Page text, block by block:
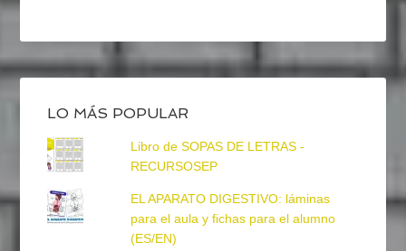
LO MÁS POPULAR
Libro de SOPAS DE LETRAS -
RECURSOSEP
EL APARATO DIGESTIVO: láminas
para el aula y fichas para el alumno
(ES/EN)